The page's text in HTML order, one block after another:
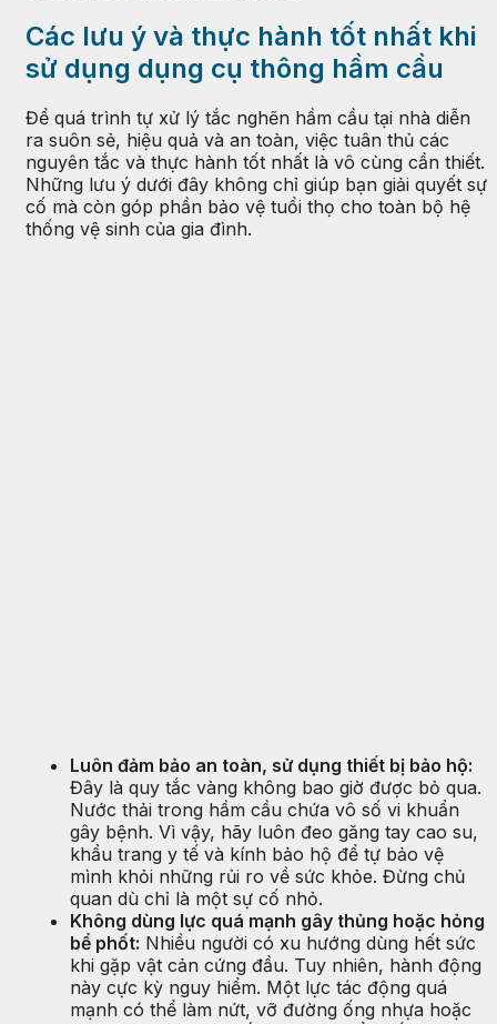
Các lưu ý và thực hành tốt nhất khi
sử dụng dụng cụ thông hầm cầu
Để quá trình tự xử lý tắc nghẽn hầm cầu tại nhà diễn
ra suôn sẻ, hiệu quả và an toàn, việc tuân thủ các
nguyên tắc và thực hành tốt nhất là vô cùng cần thiết.
Những lưu ý dưới đây không chỉ giúp bạn giải quyết sự
cố mà còn góp phần bảo vệ tuổi thọ cho toàn bộ hệ
thống vệ sinh của gia đình.
Luôn đảm bảo an toàn, sử dụng thiết bị bảo hộ:
Đây là quy tắc vàng không bao giờ được bỏ qua.
Nước thải trong hầm cầu chứa vô số vi khuẩn
gây bệnh. Vì vậy, hãy luôn đeo găng tay cao su,
khẩu trang y tế và kính bảo hộ để tự bảo vệ
mình khỏi những rủi ro về sức khỏe. Đừng chủ
quan dù chỉ là một sự cố nhỏ.
Không dùng lực quá mạnh gây thủng hoặc hỏng
bể phốt: Nhiều người có xu hướng dùng hết sức
khi gặp vật cản cứng đầu. Tuy nhiên, hành động
này cực kỳ nguy hiểm. Một lực tác động quá
mạnh có thể làm nứt, vỡ đường ống nhựa hoặc